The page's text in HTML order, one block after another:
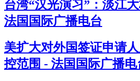
台湾“汉光演习”：淡江
法国国际广播电台
美扩大对外国签证申请
控范围 - 法国国际广播电